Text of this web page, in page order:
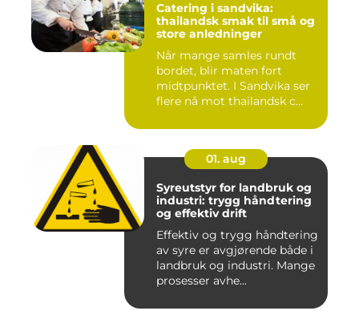
Catering i sandvika:
thailandsk smak til små og
store anledninger
Når mange samles rundt
bordet, blir maten fort
midtpunktet. I Sandvika ser
flere nå mot thailandsk c...
01. aug
Syreutstyr for landbruk og
industri: trygg håndtering
og effektiv drift
Effektiv og trygg håndtering
av syre er avgjørende både i
landbruk og industri. Mange
prosesser avhe...